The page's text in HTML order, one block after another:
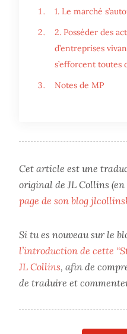
1. Le marché
2. Posséder des
d’entreprises
s’efforcent toutes
Notes de MP
Cet article est une
original de JL Collins
page de son blog
Si tu es nouveau sur le
l’introduction de cette
JL Collins, afin de
de traduire et